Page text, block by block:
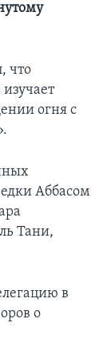
что
огня с
Аббасом
Тани,
в
о